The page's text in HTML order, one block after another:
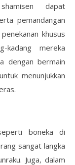
dapat
pemandangan
khusus
kadang mereka
dengan bermain
menunjukkan
boneka di
sangat langka
Juga, dalam